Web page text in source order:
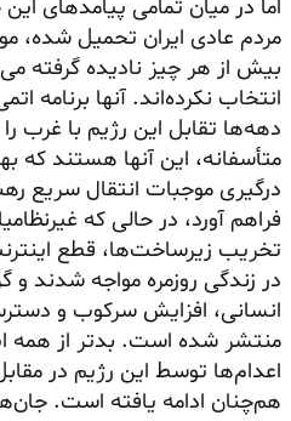
اما در میان تمامی پیامدهای
مردم عادی ایران تحمیل شده،
بیش از هر چیز نادیده گرفته
انتخاب نکرده‌اند. آنها برنامه
دهه‌ها تقابل این رژیم با غرب را
متأسفانه، این آنها هستند که
درگیری موجبات انتقال سریع
فراهم آورد، در حالی که
تخریب زیرساخت‌ها، قطع
در زندگی روزمره مواجه شدند
انسانی، افزایش سرکوب و
منتشر شده است. بدتر از همه
اعدام‌ها توسط این رژیم در
هم‌چنان ادامه یافته است.